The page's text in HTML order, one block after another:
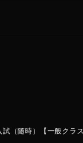
試（随時）【一般クラス